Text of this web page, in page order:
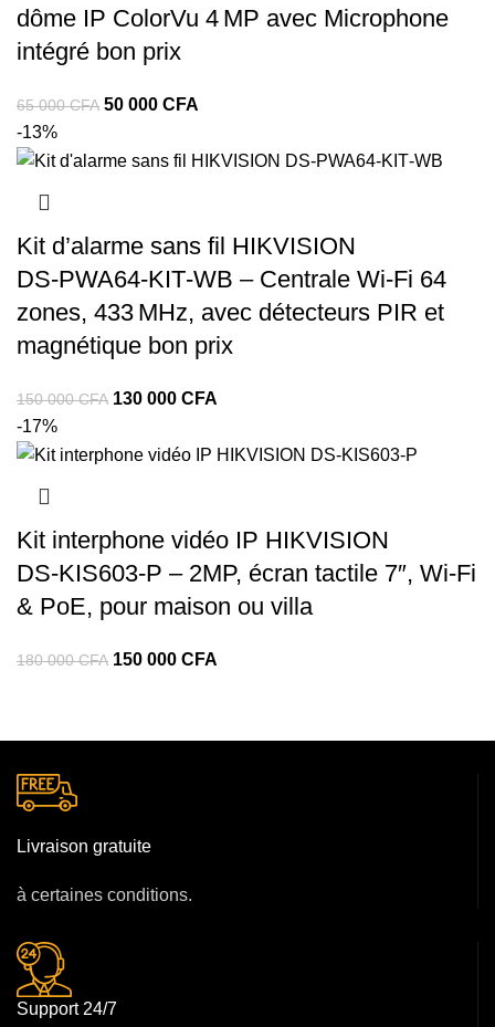
dôme IP ColorVu 4 MP avec Microphone
intégré bon prix
65 000CFA 50 000 CFA
-13%
Kit d’alarme sans fil HIKVISION
DS‑PWA64‑KIT‑WB – Centrale Wi-Fi 64
zones, 433 MHz, avec détecteurs PIR et
magnétique bon prix
150 000CFA 130 000 CFA
-17%
Kit interphone vidéo IP HIKVISION
DS‑KIS603‑P – 2MP, écran tactile 7″, Wi-Fi
& PoE, pour maison ou villa
180 000CFA 150 000 CFA
Livraison gratuite
à certaines conditions.
Support 24/7